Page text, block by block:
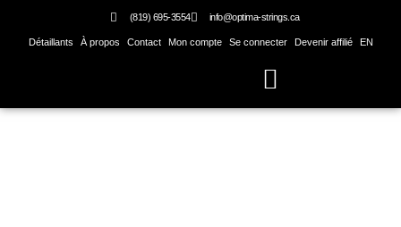
content
(819) 695-3554 info@optima-strings.ca
Détaillants À propos Contact Mon compte Se connecter Devenir affilié EN